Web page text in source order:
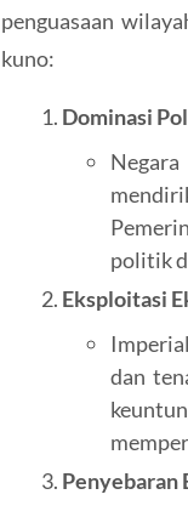
penguasaan
kuno:
Dominasi
politik
Eksploitasi
dan
Penyebaran